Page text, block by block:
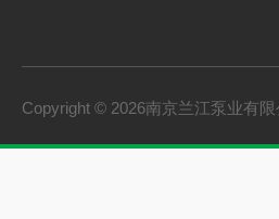
Copyright © 2026南京兰江泵业有